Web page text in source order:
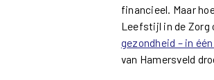
financieel. Maar
Leefstijl in de Zorg
gezondheid – in
van Hamersveld